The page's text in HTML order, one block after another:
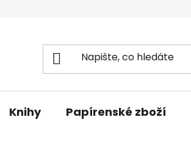
Knihy Papírenské zboží